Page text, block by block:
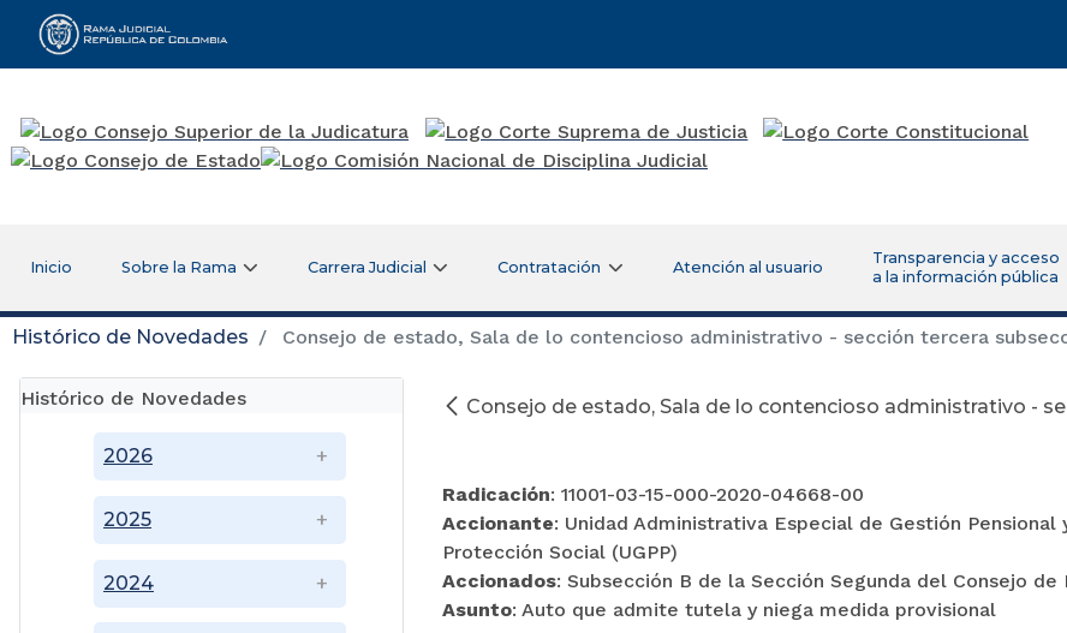
Rama Judicial
Inicio Sobre la Rama Carrera Judicial Contratación Atención al usuario
Transparencia y acceso
a la información pública
Histórico de Novedades Consejo de estado, Sala de lo contencioso administrativo - sección tercera
Histórico de Novedades
2024
2025
2026
Consejo de estado, Sala de lo contencioso administrativo -
Radicación: 11001-03-15-000-2020-04668-00
Accionante: Unidad Administrativa Especial de Gestión
Protección Social (UGPP)
Accionados: Subsección B de la Sección Segunda del Consejo
Asunto: Auto que admite tutela y niega medida provisional